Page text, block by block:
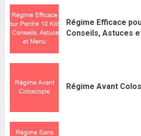
Régime Efficace
Conseils, Astuces
Régime Avant